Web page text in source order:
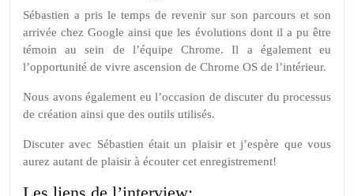
Sébastien a pris le temps de revenir sur son parcours et son
arrivée chez Google ainsi que les évolutions dont il a pu être
témoin au sein de l’équipe Chrome. Il a également eu
l’opportunité de vivre ascension de Chrome OS de l’intérieur.
Nous avons également eu l’occasion de discuter du processus
de création ainsi que des outils utilisés.
Discuter avec Sébastien était un plaisir et j’espère que vous
aurez autant de plaisir à écouter cet enregistrement!